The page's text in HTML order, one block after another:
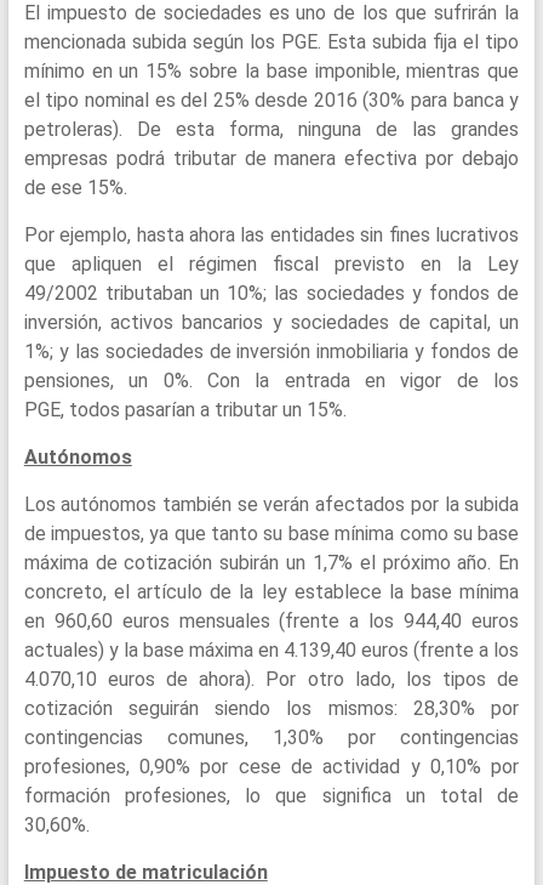
El impuesto de sociedades es uno de los que sufrirán la
mencionada subida según los PGE. Esta subida fija el tipo
mínimo en un 15% sobre la base imponible, mientras que
el tipo nominal es del 25% desde 2016 (30% para banca y
petroleras). De esta forma, ninguna de las grandes
empresas podrá tributar de manera efectiva por debajo
de ese 15%.
Por ejemplo, hasta ahora las entidades sin fines lucrativos
que apliquen el régimen fiscal previsto en la Ley
49/2002 tributaban un 10%; las sociedades y fondos de
inversión, activos bancarios y sociedades de capital, un
1%; y las sociedades de inversión inmobiliaria y fondos de
pensiones, un 0%. Con la entrada en vigor de los
PGE, todos pasarían a tributar un 15%.
Autónomos
Los autónomos también se verán afectados por la subida
de impuestos, ya que tanto su base mínima como su base
máxima de cotización subirán un 1,7% el próximo año. En
concreto, el artículo de la ley establece la base mínima
en 960,60 euros mensuales (frente a los 944,40 euros
actuales) y la base máxima en 4.139,40 euros (frente a los
4.070,10 euros de ahora). Por otro lado, los tipos de
cotización seguirán siendo los mismos: 28,30% por
contingencias comunes, 1,30% por contingencias
profesiones, 0,90% por cese de actividad y 0,10% por
formación profesiones, lo que significa un total de
30,60%.
Impuesto de matriculación